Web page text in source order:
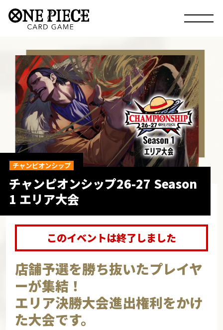
チャンピオンシップ26-27​ Season
1 エリア大会​
チャンピオンシップ
このイベントは終了しました
店舗予選を勝ち抜いたプレイヤ
ーが集結！​​
エリア決勝大会進出権利をかけ
た大会です。​​